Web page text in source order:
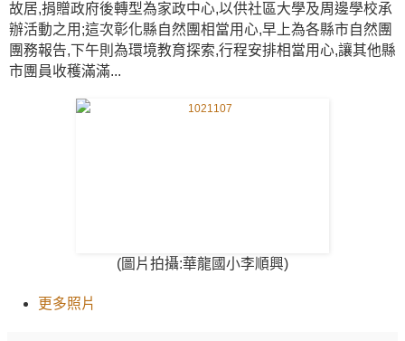
故居,捐贈政府後轉型為家政中心,以供社區大學及周邊學校承
辦活動之用;這次彰化縣自然團相當用心,早上為各縣市自然團
團務報告,下午則為環境教育探索,行程安排相當用心,讓其他縣
市團員收穫滿滿...
(圖片拍攝:華龍國小李順興)
更多照片